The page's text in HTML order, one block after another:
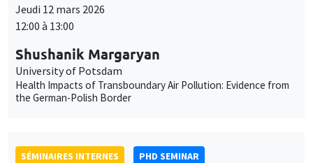
Jeudi 12 mars 2026
12:00 à 13:00
Shushanik Margaryan
University of Potsdam
Health Impacts of Transboundary Air Pollution: Evidence from
the German-Polish Border
SÉMINAIRES INTERNES
PHD SEMINAR